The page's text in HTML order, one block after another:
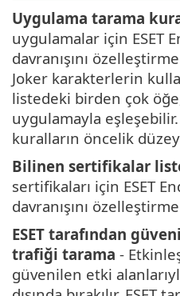
Uygulama tarama
uygulamalar için ESET
davranışını
Joker karakterlerin
listedeki birden çok
uygulamayla
kuralların öncelik
Bilinen sertifikalar
sertifikaları için ESET
davranışını
ESET tarafından
trafiği tarama -
güvenilen etki